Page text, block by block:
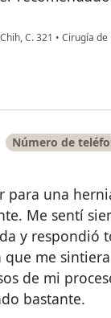
C. 321 • Cirugía
Número de
para una
Me sentí
y respondió
que me
de mi
bastante.